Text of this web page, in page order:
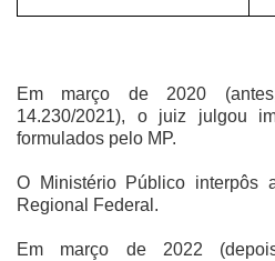
Em março de 2020
14.230/2021), o juiz julgou
formulados pelo MP.
O Ministério Público interpôs
Regional Federal.
Em março de 2022